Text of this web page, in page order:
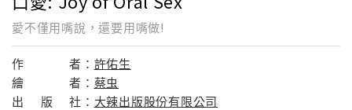
愛不僅用嘴說，還要用嘴做!
作 者： 許佑生
繪
者： 蔡虫
出
版 社： 大辣出版股份有限公司